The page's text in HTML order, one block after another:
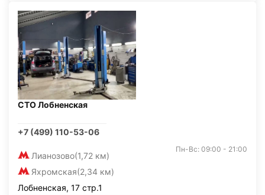
СТО Лобненская
+7 (499) 110-53-06
Лианозово(1,72 км)
Яхромская(2,34 км)
Пн-Вс: 09:00 - 21:00
Лобненская, 17 стр.1